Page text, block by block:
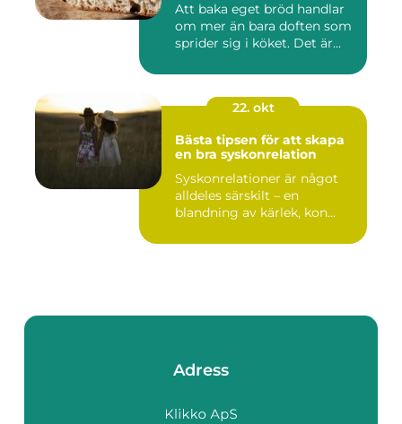
Att baka eget bröd handlar
om mer än bara doften som
sprider sig i köket. Det är...
22. okt
Bästa tipsen för att skapa
en bra syskonrelation
Syskonrelationer är något
alldeles särskilt – en
blandning av kärlek, kon...
Adress